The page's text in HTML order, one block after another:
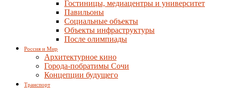
Гостиницы, медиацентры и университет
Павильоны
Социальные объекты
Объекты инфраструктуры
После олимпиады
Россия и Мир
Архитектурное кино
Города-побратимы Сочи
Концепции будущего
Транспорт